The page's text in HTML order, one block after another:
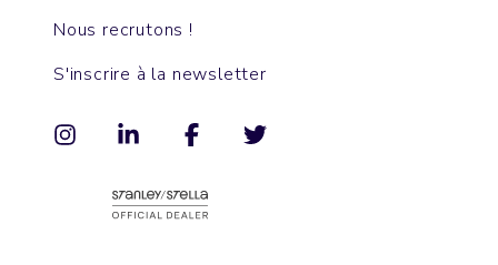
Nous recrutons !
S'inscrire à la newsletter